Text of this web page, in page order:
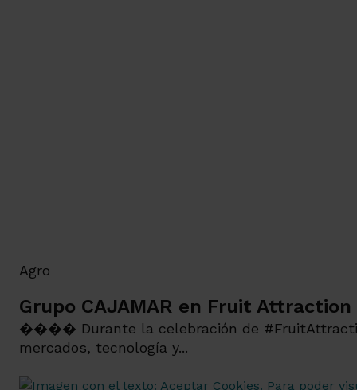
Agro
Grupo CAJAMAR en Fruit Attraction
���� Durante la celebración de
mercados, tecnología y...